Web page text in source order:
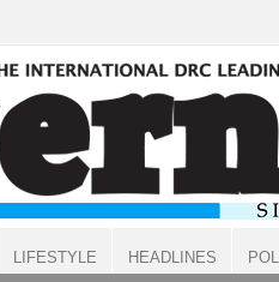
LIFESTYLE HEADLINES